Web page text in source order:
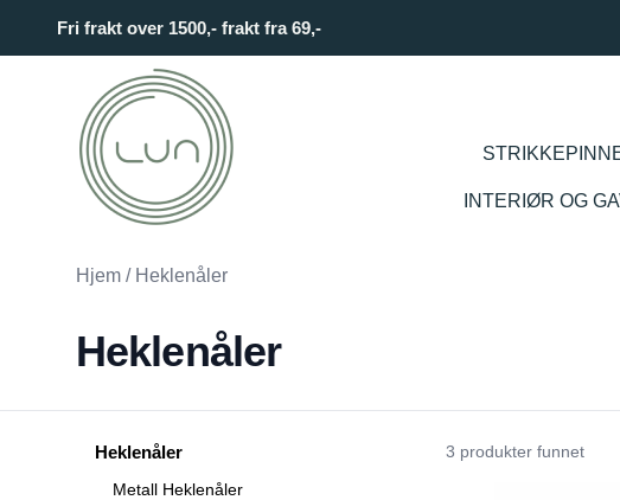
Fri frakt over 1500,- frakt fra 69,-
INTERIØR OG
Hjem / Heklenåler
Heklenåler
Heklenåler
Metall Heklenåler
3 produkter funnet